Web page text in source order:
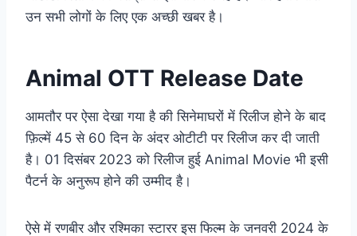
उन सभी लोगों के लिए एक अच्छी खबर है।
Animal OTT Release Date
आमतौर पर ऐसा देखा गया है की सिनेमाघरों में रिलीज होने के बाद
फ़िल्में 45 से 60 दिन के अंदर ओटीटी पर रिलीज कर दी जाती
है। 01 दिसंबर 2023 को रिलीज हुई Animal Movie भी इसी
पैटर्न के अनुरूप होने की उम्मीद है।
ऐसे में रणबीर और रश्मिका स्टारर इस फिल्म के जनवरी 2024 के